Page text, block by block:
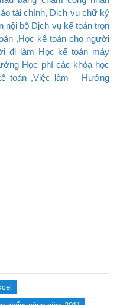
tài chính, Dịch vụ chữ ký
nội bộ Dịch vụ kế toán trọn
,Học kế toán cho người
đi làm Học kế toán máy
Học phí các khóa học
toán ,Việc làm – Hướng